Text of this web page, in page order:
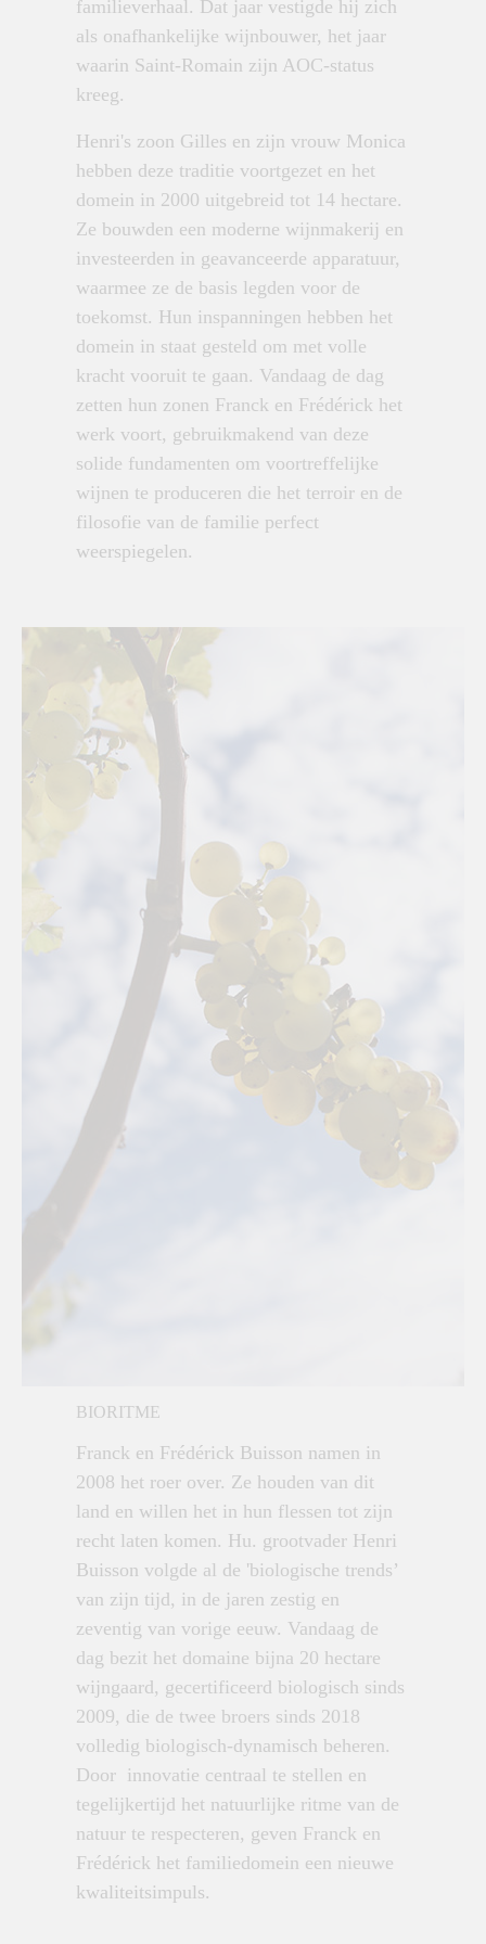
familieverhaal. Dat jaar vestigde hij zich
als onafhankelijke wijnbouwer, het jaar
waarin Saint-Romain zijn AOC-status
kreeg.
Henri's zoon Gilles en zijn vrouw Monica
hebben deze traditie voortgezet en het
domein in 2000 uitgebreid tot 14 hectare.
Ze bouwden een moderne wijnmakerij en
investeerden in geavanceerde apparatuur,
waarmee ze de basis legden voor de
toekomst. Hun inspanningen hebben het
domein in staat gesteld om met volle
kracht vooruit te gaan. Vandaag de dag
zetten hun zonen Franck en Frédérick het
werk voort, gebruikmakend van deze
solide fundamenten om voortreffelijke
wijnen te produceren die het terroir en de
filosofie van de familie perfect
weerspiegelen.
BIORITME
Franck en Frédérick Buisson namen in
2008 het roer over. Ze houden van dit
land en willen het in hun flessen tot zijn
recht laten komen. Hu. grootvader Henri
Buisson volgde al de 'biologische trends’
van zijn tijd, in de jaren zestig en
zeventig van vorige eeuw. Vandaag de
dag bezit het domaine bijna 20 hectare
wijngaard, gecertificeerd biologisch sinds
2009, die de twee broers sinds 2018
volledig biologisch-dynamisch beheren.
Door innovatie centraal te stellen en
tegelijkertijd het natuurlijke ritme van de
natuur te respecteren, geven Franck en
Frédérick het familiedomein een nieuwe
kwaliteitsimpuls.